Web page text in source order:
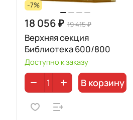
-7%
18 056 ₽ 19 415 ₽
Верхняя секция
Библиотека 600/800
Доступно к заказу
В корзину